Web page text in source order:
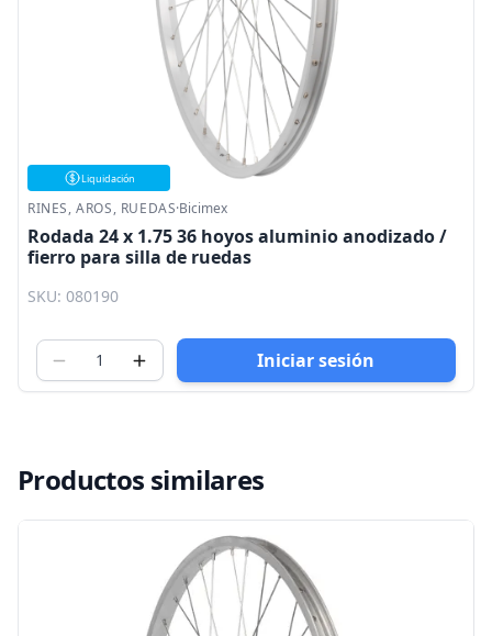
Liquidación
RINES, AROS, RUEDAS·Bicimex
Rodada 24 x 1.75 36 hoyos aluminio anodizado /
fierro para silla de ruedas
SKU: 080190
Iniciar sesión
Productos similares